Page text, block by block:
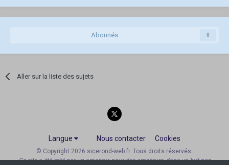
Abonnés 0
Aller sur la liste des sujets
Langue Nous contacter Cookies
© Copyright 2026 sicerond-web.fr. Tous droits réservés.
Ce site a été créé par un amateur, pour des amateurs, dans un but non